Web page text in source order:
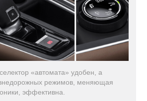
«автомата» удобен, а
режимов, меняющая
эффективна.